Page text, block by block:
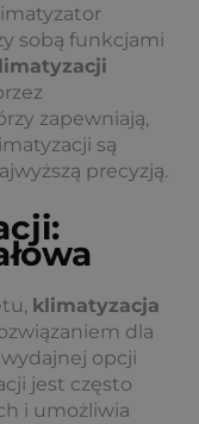
sobą funkcjami
zapewniają,
są
precyzją.
klimatyzacja
dla
opcji
jest często
i umożliwia